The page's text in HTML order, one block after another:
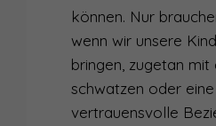
können. Nur
wenn wir unsere
bringen, zugetan mit
schwatzen oder eine
vertrauensvolle